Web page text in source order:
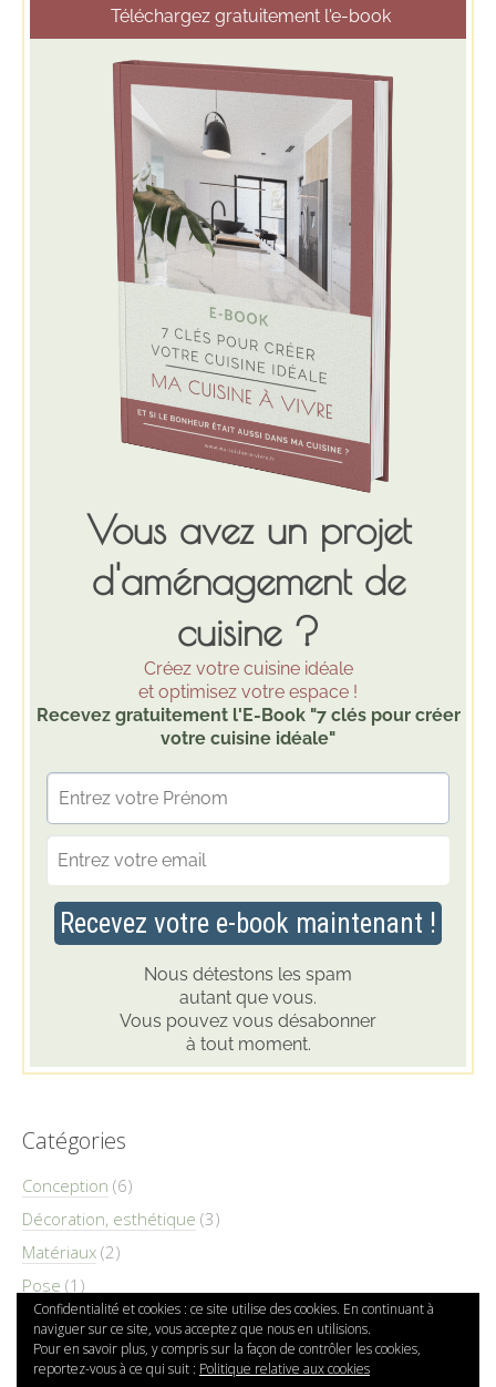
Catégories
Conception (6)
Décoration, esthétique (3)
Matériaux (2)
Pose (1)
Confidentialité et cookies : ce site utilise des cookies. En continuant à
naviguer sur ce site, vous acceptez que nous en utilisions.
Pour en savoir plus, y compris sur la façon de contrôler les cookies,
reportez-vous à ce qui suit : Politique relative aux cookies